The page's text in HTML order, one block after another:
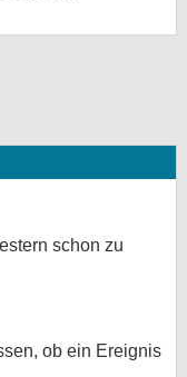
schon zu
ob ein Ereignis